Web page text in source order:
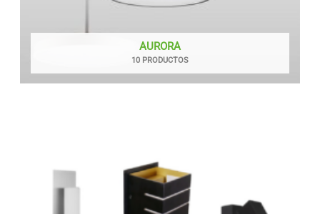
AURORA
10 PRODUCTOS